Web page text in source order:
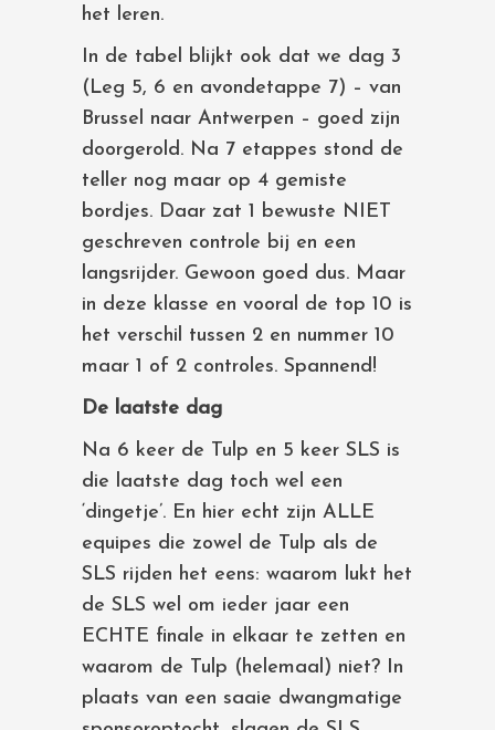
het leren.
In de tabel blijkt ook dat we dag 3
(Leg 5, 6 en avondetappe 7) – van
Brussel naar Antwerpen – goed zijn
doorgerold. Na 7 etappes stond de
teller nog maar op 4 gemiste
bordjes. Daar zat 1 bewuste NIET
geschreven controle bij en een
langsrijder. Gewoon goed dus. Maar
in deze klasse en vooral de top 10 is
het verschil tussen 2 en nummer 10
maar 1 of 2 controles. Spannend!
De laatste dag
Na 6 keer de Tulp en 5 keer SLS is
die laatste dag toch wel een
‘dingetje’. En hier echt zijn ALLE
equipes die zowel de Tulp als de
SLS rijden het eens: waarom lukt het
de SLS wel om ieder jaar een
ECHTE finale in elkaar te zetten en
waarom de Tulp (helemaal) niet? In
plaats van een saaie dwangmatige